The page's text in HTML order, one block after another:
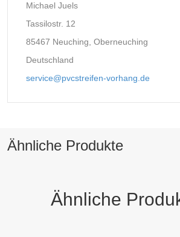
Michael Juels
Tassilostr. 12
85467 Neuching, Oberneuching
Deutschland
service@pvcstreifen-vorhang.de
Ähnliche Produkte
Ähnliche